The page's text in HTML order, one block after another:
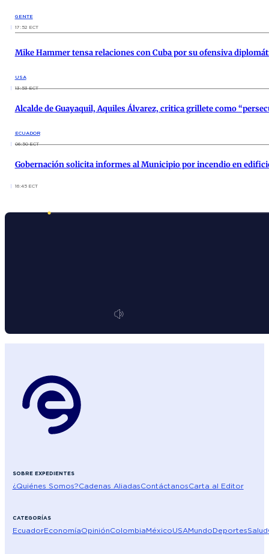
GENTE
17:52 ECT
Mike Hammer tensa relaciones con Cuba por su ofensiva
USA
13:53 ECT
Alcalde de Guayaquil, Aquiles Álvarez, critica grillete como
ECUADOR
06:50 ECT
Gobernación solicita informes al Municipio por incendio en
16:45 ECT
SOBRE EXPEDIENTES
¿Quiénes Somos?Cadenas AliadasContáctanosCarta al Editor
CATEGORÍAS
EcuadorEconomíaOpiniónColombiaMéxicoUSAMundoDeportesSalud